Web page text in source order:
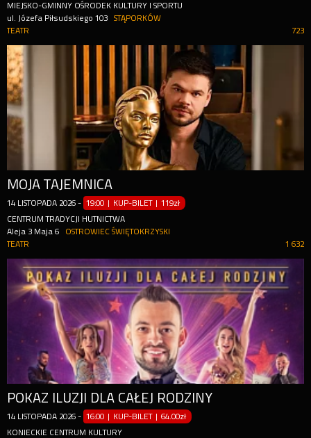
MIEJSKO-GMINNY OŚRODEK KULTURY I SPORTU
ul. Józefa Piłsudskiego 103
STĄPORKÓW
723
TEATR
MOJA TAJEMNICA
14 LISTOPADA 2026 - 19:00 | KUP-BILET |119zł
CENTRUM TRADYCJI HUTNICTWA
Aleja 3 Maja 6
OSTROWIEC ŚWIĘTOKRZYSKI
1 632
TEATR
POKAZ ILUZJI DLA CAŁEJ RODZINY
14 LISTOPADA 2026 - 16:00 | KUP-BILET |64.00zł
KONIECKIE CENTRUM KULTURY